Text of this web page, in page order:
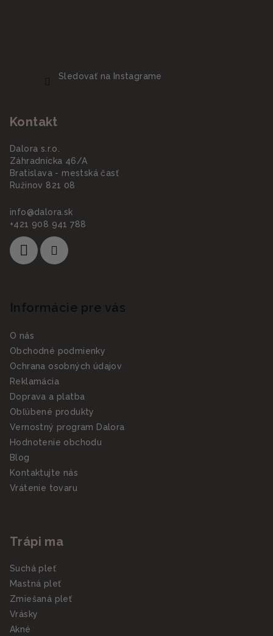
Sledovať na Instagrame
Kontakt
Dalora s.r.o.
Záhradnícka 46/A
Bratislava - mestská časť
Ružinov 821 08
info@dalora.sk
+421 908 941 788
Informácie pre vás
O nás
Obchodné podmienky
Ochrana osobných údajov
Reklamácia
Doprava a platba
Obľúbené produkty
Vernostný program Dalora
Hodnotenie obchodu
Blog
Kontaktujte nás
Vrátenie tovaru
Trápi ma
Suchá pleť
Mastná pleť
Zmiešaná pleť
Vrásky
Akné